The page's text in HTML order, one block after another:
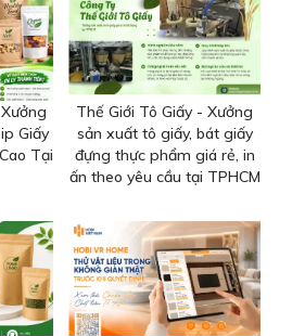
Giấy
Tại
Thế Giới Tô Giấy - Xưởng
sản xuất tô giấy, bát giấy
đựng thực phẩm giá rẻ, in
ấn theo yêu cầu tại TPHCM